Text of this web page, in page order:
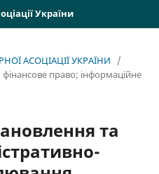
України
АСОЦІАЦІЇ УКРАЇНИ
/
фінансове право; інформаційне
та